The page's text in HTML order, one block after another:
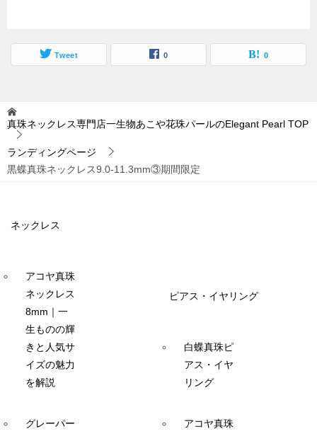
Tweet 0 0
真珠ネックレス専門店一生物あこや花珠パールのElegant Pearl TOP
ランディングページ
黒蝶真珠ネックレス9.0-11.3mm③期間限定
ネックレス
アコヤ真珠
ネックレス
8mm｜一
生ものの輝
きと人気サ
イズの魅力
を解説
グレーパー
ピアス・イヤリング
白蝶真珠ピ
アス・イヤ
リング
アコヤ真珠